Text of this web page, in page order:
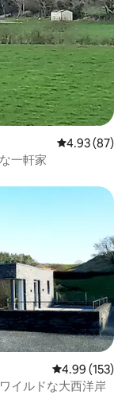
レビュー87
4.93 (87)
一軒家
レビュー153
4.99 (153)
イルドな大西洋岸